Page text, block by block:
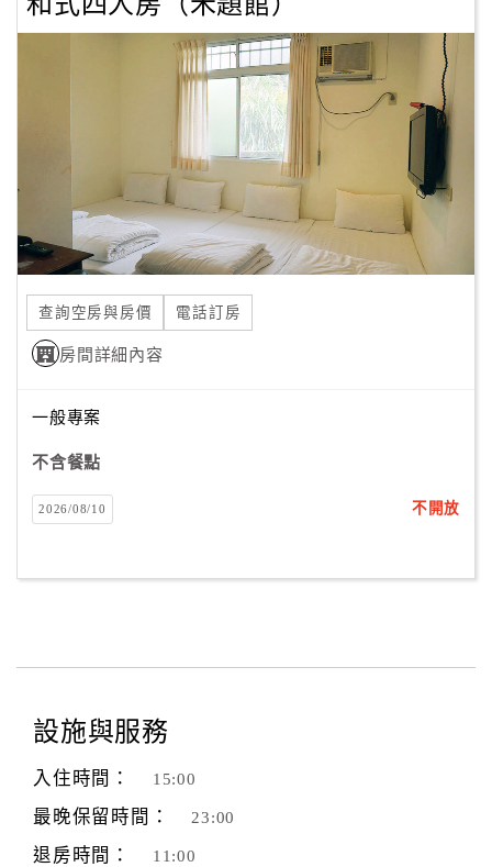
務
訂
單
管
理
員
戶
客
絡
Line
上
客
查詢空房與房價 電話訂房
房間詳細內容
一般專案
不含餐點
2026/08/10 不開放
設施與服務
入住時間： 15:00
最晚保留時間： 23:00
退房時間： 11:00